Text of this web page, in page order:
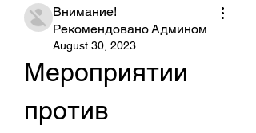
Внимание!
Рекомендовано Админом
August 30, 2023
Мероприятии
против